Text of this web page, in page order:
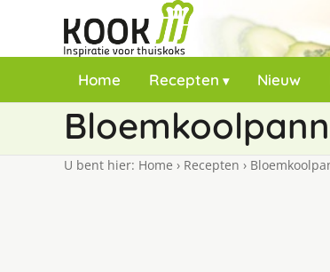
Home Recepten Nieuw
U bent hier: Home › Recepten ›